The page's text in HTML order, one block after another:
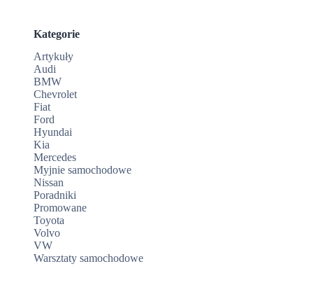
Kategorie
Artykuły
Audi
BMW
Chevrolet
Fiat
Ford
Hyundai
Kia
Mercedes
Myjnie samochodowe
Nissan
Poradniki
Promowane
Toyota
Volvo
VW
Warsztaty samochodowe